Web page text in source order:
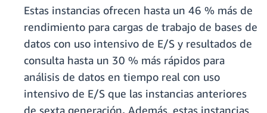
Estas instancias ofrecen hasta un 46 % más de
rendimiento para cargas de trabajo de bases de
datos con uso intensivo de E/S y resultados de
consulta hasta un 30 % más rápidos para
análisis de datos en tiempo real con uso
intensivo de E/S que las instancias anteriores
de sexta generación. Además, estas instancias